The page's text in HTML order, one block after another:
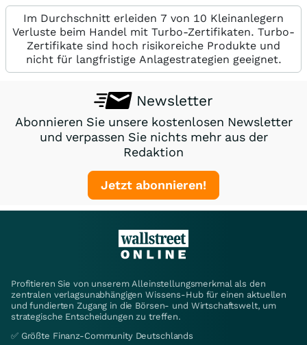
Im Durchschnitt erleiden 7 von 10 Kleinanlegern
Verluste beim Handel mit Turbo-Zertifikaten. Turbo-
Zertifikate sind hoch risikoreiche Produkte und
nicht für langfristige Anlagestrategien geeignet.
Newsletter
Abonnieren Sie unsere kostenlosen Newsletter
und verpassen Sie nichts mehr aus der
Redaktion
Jetzt abonnieren!
Profitieren Sie von unserem Alleinstellungsmerkmal als den
zentralen verlagsunabhängigen Wissens-Hub für einen aktuellen
und fundierten Zugang in die Börsen- und Wirtschaftswelt, um
strategische Entscheidungen zu treffen.
✅ Größte Finanz-Community Deutschlands